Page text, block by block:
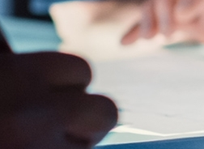
LSCM 动向
LSCM 动向
LSCM 动向
LSCM 动向
LSCM 动向